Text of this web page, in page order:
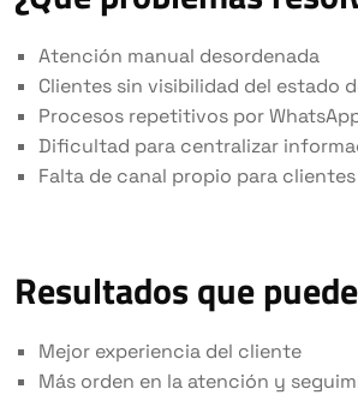
Atención manual desordenada
Clientes sin visibilidad del estado
Procesos repetitivos por
Dificultad para centralizar
Falta de canal propio para clientes
Resultados que
Mejor experiencia del cliente
Más orden en la atención y